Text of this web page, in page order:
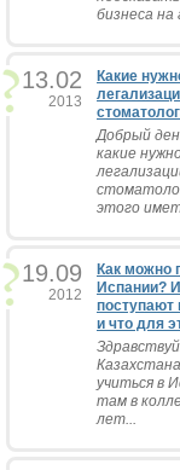
бизнеса на
13.02
2013
Какие
Добрый
какие
этого
19.09
2012
Как можно
Испании?
поступают
и что для
учиться в
там в
лет...